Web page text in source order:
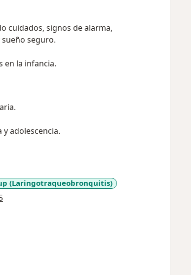
seguro.
en la infancia.
adolescencia.
(Laringotraqueobronquitis)
a11y_sr_more_diseases